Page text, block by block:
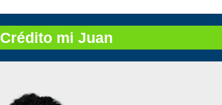
Crédito mi Juan